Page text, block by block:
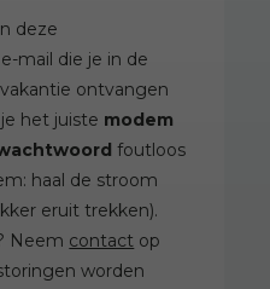
deze
mail die je in de
ontvangen
het juiste modem
foutloos
haal de stroom
eruit trekken).
Neem contact op
worden